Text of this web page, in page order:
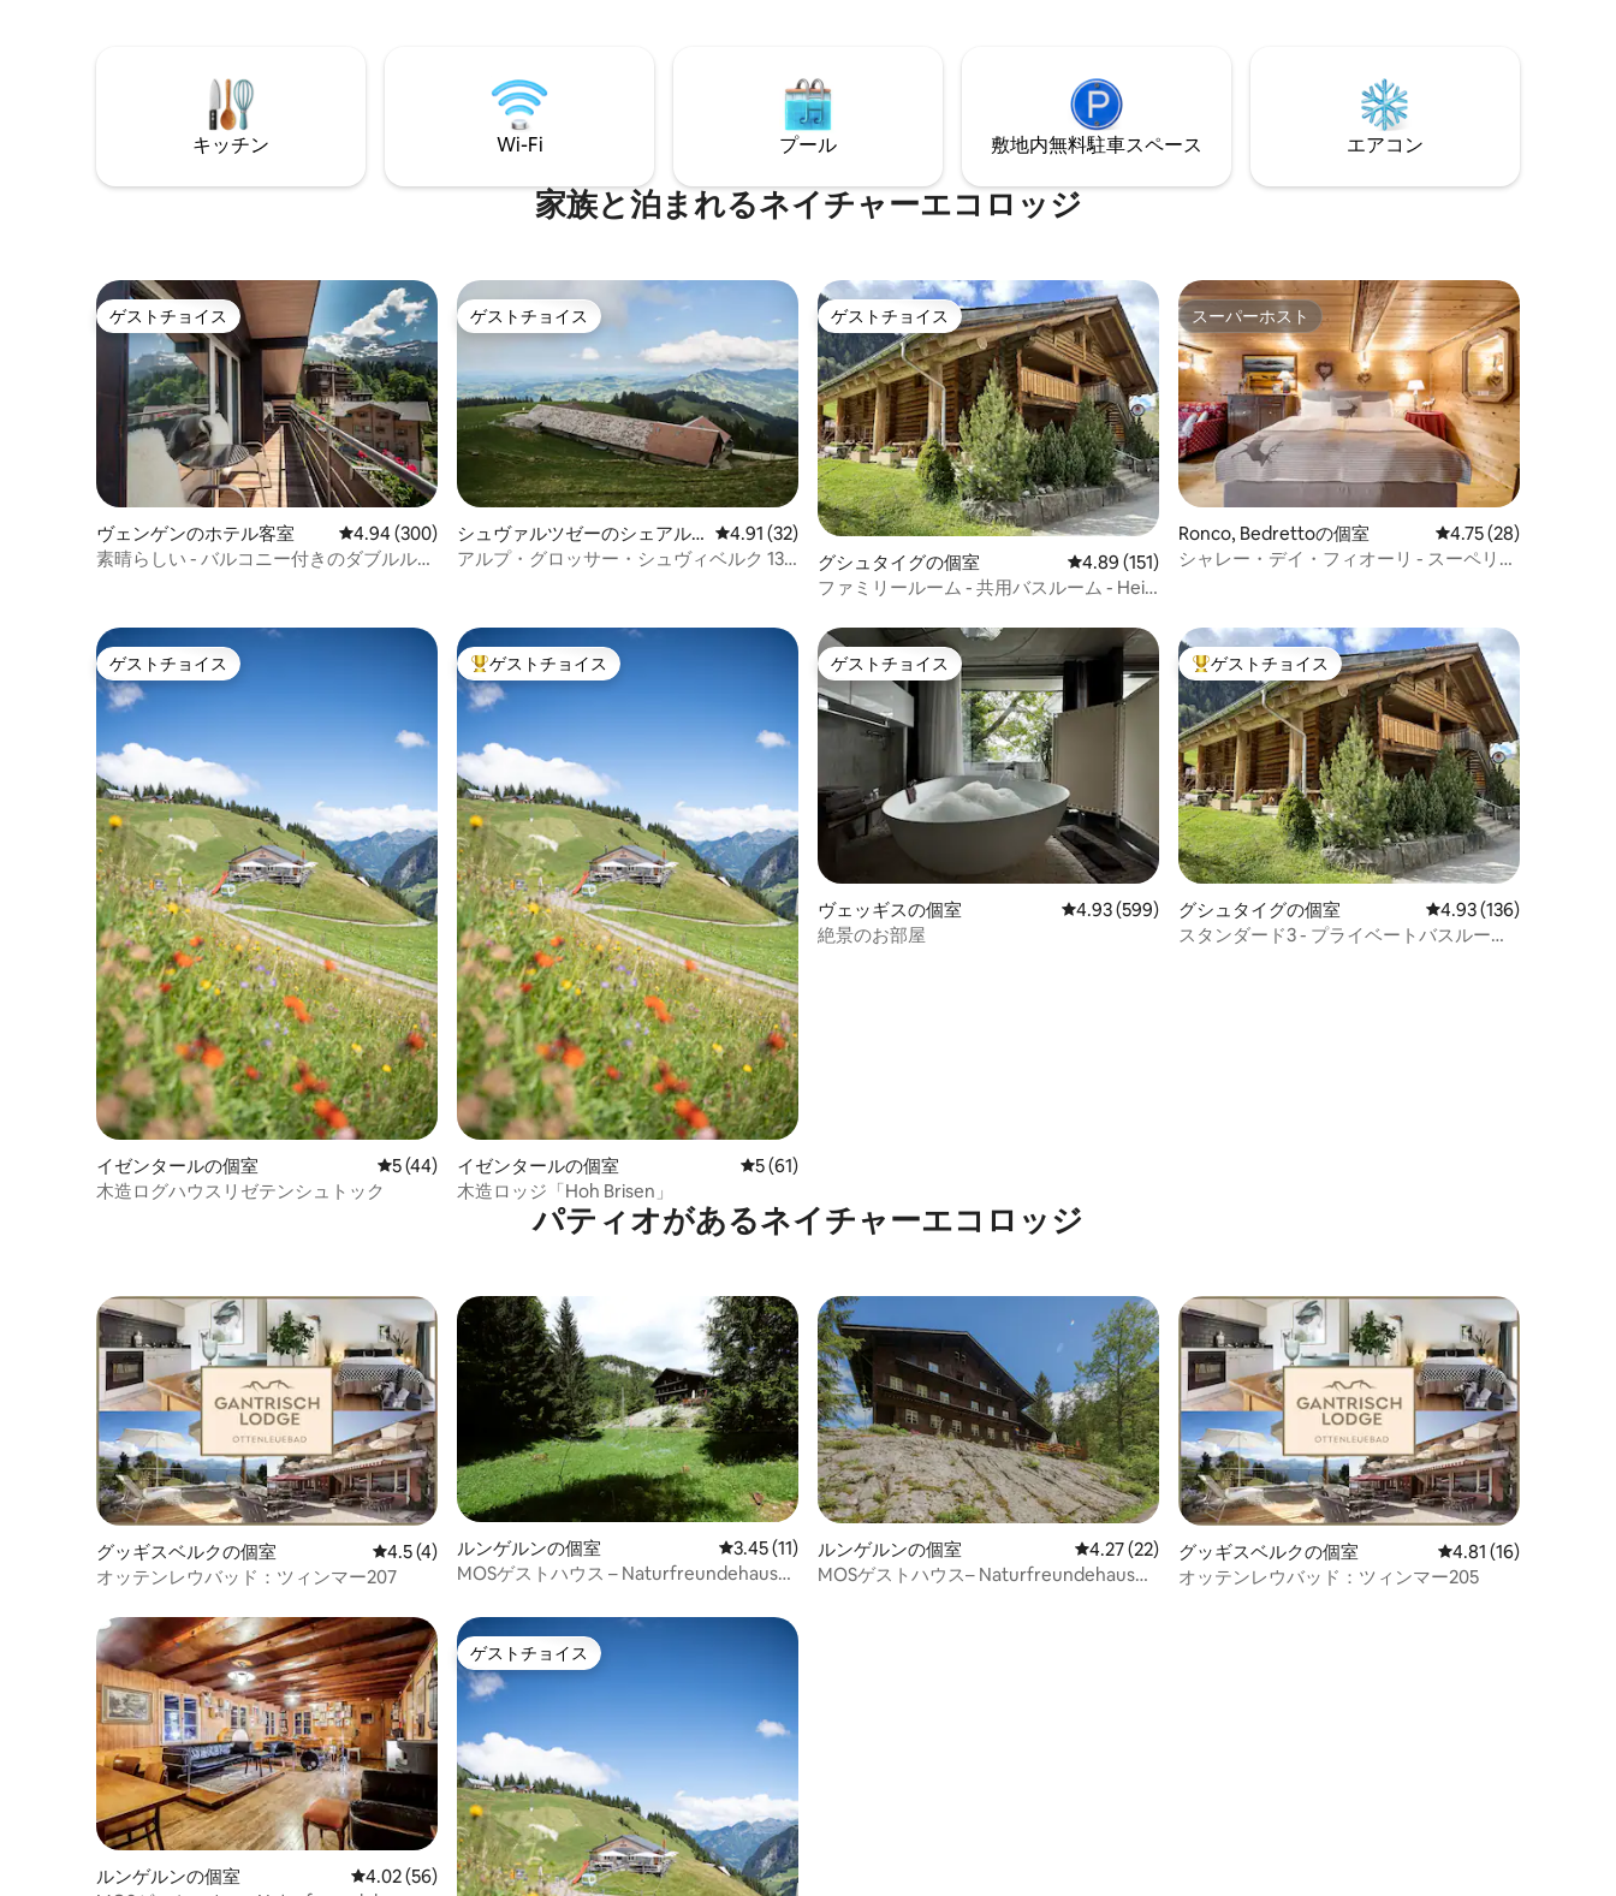
コミューンに属しています。イゼンター
ルには、ウリロトストックの氷河から、
澄んだウリ湖のビーチまで、すべてが揃
っています。数キロに及ぶハイキングコ
ースで、ハイキングを楽しみながら自然
に浸りましょう。
キッチン Wi-Fi プール 敷地内無料駐⁠車ス⁠ペ⁠ー⁠ス エアコン
家族と泊まれるネイチャーエコロッジ
ゲストチョイス
ゲストチョイス
ヴェンゲンのホテル客室 レビュー300件、5つ星中4.94つ星の平均評価
4.94 (300)
素晴らしい - バルコニー付きのダブルルー
ゲストチョイス
ゲストチョイス
シュヴァルツゼーのシェアル
ーム
レビュー32件、5つ星中4.91つ星の平均評価
4.91 (32)
アルプ・グロッサー・シュヴィベルク 13
ゲストチョイス
ゲストチョイス
グシュタイグの個室 レビュー151件、5つ星中4.89つ星の平均評価
4.89 (151)
ファミリールーム - 共用バスルーム - Heiti
スーパーホスト
スーパーホスト
Ronco, Bedrettoの個室 レビュー28件、5つ
4.75 (28)
シャレー・デイ・フィオーリ - スーペリア
ゲストチョイス
ゲストチョイス
イゼンタールの個室 レビュー44件、5つ星中5つ星の平均評価
5 (44)
木造ログハウスリゼテンシュトック
大好評のゲストチョイスです。
ゲストチョイス
イゼンタールの個室 レビュー61件、5つ星中5つ星の平均評価
5 (61)
木造ロッジ「Hoh Brisen」
ゲストチョイス
ゲストチョイス
ヴェッギスの個室 レビュー599件、5つ星中4.93つ星の平均評価
4.93 (599)
絶景のお部屋
大好評のゲストチョイスです。
ゲストチョイス
グシュタイグの個室 レビュー136件、5つ
4.93 (136)
スタンダード3 - プライベートバスルーム -
パティオがあるネイチャーエコロッジ
グッギスベルクの個室 レビュー4件、5つ星中4.5つ星の平均評価
4.5 (4)
オッテンレウバッド：ツィンマー207
ルンゲルンの個室 レビュー11件、5つ星中3.45つ星の平均評価
3.45 (11)
MOSゲストハウス – Naturfreundehaus
ルンゲルンの個室 レビュー22件、5つ星中4.27つ星の平均評価
4.27 (22)
MOSゲストハウス– Naturfreundehaus
グッギスベルクの個室 レビュー16件、5つ
4.81 (16)
オッテンレウバッド：ツィンマー205
ルンゲルンの個室 レビュー56件、5つ星中4.02つ星の平均評価
4.02 (56)
ゲストチョイス
ゲストチョイス